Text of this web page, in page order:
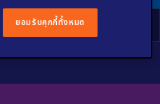
ยอมรับคุกกี้ทั้งหมด